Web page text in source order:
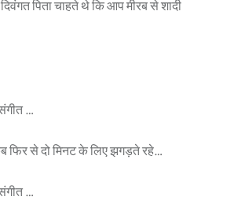
पिता चाहते थे कि आप मीरब से शादी
…
फिर से दो मिनट के लिए झगड़ते रहे…
…